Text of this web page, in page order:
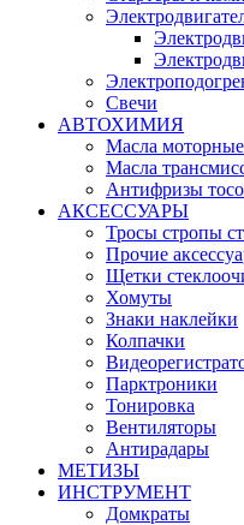
Свечи
АВТОХИМИЯ
Масла моторные
Масла
Антифризы
АКСЕССУАРЫ
Тросы стропы
Прочие
Щетки
Хомуты
Знаки наклейки
Колпачки
Парктроники
Тонировка
Вентиляторы
Антирадары
МЕТИЗЫ
ИНСТРУМЕНТ
Домкраты